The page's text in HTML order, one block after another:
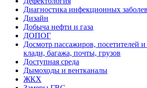
Диагностика инфекционных
Дизайн
Добыча нефти и газа
ДОПОГ
Досмотр пассажиров, посетителей
клади, багажа, почты, грузов
Доступная среда
Дымоходы и вентканалы
ЖКХ